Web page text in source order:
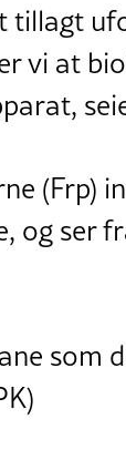
tillagt
vi at
(Frp)
og ser
som